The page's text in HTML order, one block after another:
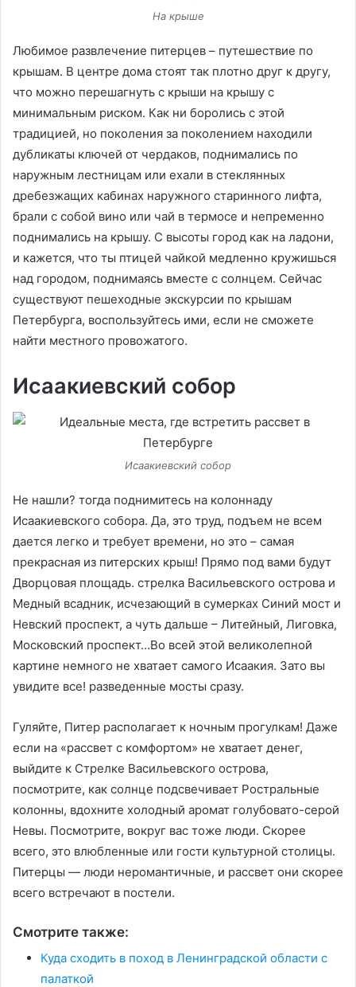
На крыше
Любимое развлечение питерцев – путешествие по
крышам. В центре дома стоят так плотно друг к другу,
что можно перешагнуть с крыши на крышу с
минимальным риском. Как ни боролись с этой
традицией, но поколения за поколением находили
дубликаты ключей от чердаков, поднимались по
наружным лестницам или ехали в стеклянных
дребезжащих кабинах наружного старинного лифта,
брали с собой вино или чай в термосе и непременно
поднимались на крышу. С высоты город как на ладони,
и кажется, что ты птицей чайкой медленно кружишься
над городом, поднимаясь вместе с солнцем. Сейчас
существуют пешеходные экскурсии по крышам
Петербурга, воспользуйтесь ими, если не сможете
найти местного провожатого.
Исаакиевский собор
Исаакиевский собор
Не нашли? тогда поднимитесь на колоннаду
Исаакиевского собора. Да, это труд, подъем не всем
дается легко и требует времени, но это – самая
прекрасная из питерских крыш! Прямо под вами будут
Дворцовая площадь. стрелка Васильевского острова и
Медный всадник, исчезающий в сумерках Синий мост и
Невский проспект, а чуть дальше – Литейный, Лиговка,
Московский проспект…Во всей этой великолепной
картине немного не хватает самого Исаакия. Зато вы
увидите все! разведенные мосты сразу.
Гуляйте, Питер располагает к ночным прогулкам! Даже
если на «рассвет с комфортом» не хватает денег,
выйдите к Стрелке Васильевского острова,
посмотрите, как солнце подсвечивает Ростральные
колонны, вдохните холодный аромат голубовато-серой
Невы. Посмотрите, вокруг вас тоже люди. Скорее
всего, это влюбленные или гости культурной столицы.
Питерцы — люди неромантичные, и рассвет они скорее
всего встречают в постели.
Смотрите также:
Куда сходить в поход в Ленинградской области с
палаткой